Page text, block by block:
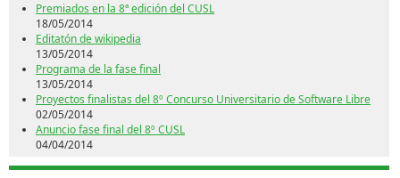
Premiados en la 8ª edición del CUSL
18/05/2014
Editatón de wikipedia
13/05/2014
Programa de la fase final
13/05/2014
Proyectos finalistas del 8º Concurso Universitario de Software Libre
02/05/2014
Anuncio fase final del 8º CUSL
04/04/2014